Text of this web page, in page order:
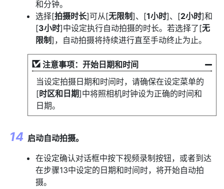
和分钟。
选择[拍摄时长]可从[无限制]、[1小时]、[2小时]和
[3小时]中设定执行自动拍摄的时长。若选择了[无
限制]，自动拍摄将持续进行直至手动终止为止。
注意事项：开始日期和时间
当设定拍摄日期和时间时，请确保在设定菜单的
[时区和日期]中将照相机时钟设为正确的时间和
日期。
启动自动拍摄。
在设定确认对话框中按下视频录制按钮，或者到达
在步骤13中设定的日期和时间时，将开始自动拍
摄。